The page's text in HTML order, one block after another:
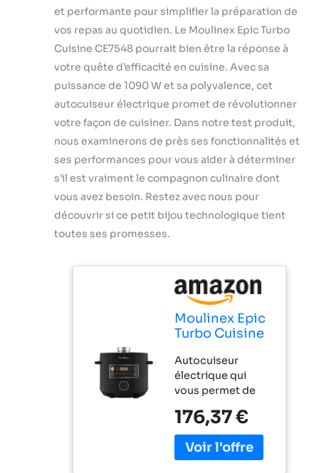
et performante pour simplifier la préparation de
vos repas au quotidien. Le Moulinex Epic Turbo
Cuisine CE7548 pourrait bien être la réponse à
votre quête d’efficacité en cuisine. Avec sa
puissance de 1090 W et sa polyvalence, cet
autocuiseur électrique promet de révolutionner
votre façon de cuisiner. Dans notre test produit,
nous examinerons de près ses fonctionnalités et
ses performances pour vous aider à déterminer
s’il est vraiment le compagnon culinaire dont
vous avez besoin. Restez avec nous pour
découvrir si ce petit bijou technologique tient
toutes ses promesses.
Moulinex Epic
Turbo Cuisine
Autocuiseur
électrique
1090 W 10
programmes
automatiques
panier vapeur,
Métal, Noir
Autocuiseur
électrique qui
vous permet de
amis et votre
famille pendant
que vous cuisinez
176,37 €